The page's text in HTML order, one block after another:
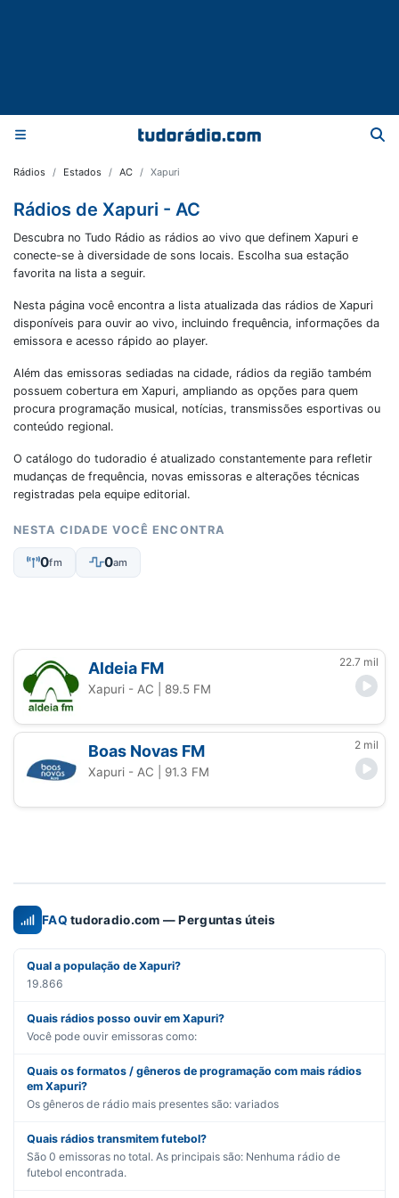
Rádios Estados AC Xapuri
Rádios de Xapuri - AC
Descubra no Tudo Rádio as rádios ao vivo que definem Xapuri e
conecte-se à diversidade de sons locais. Escolha sua estação
favorita na lista a seguir.
Nesta página você encontra a lista atualizada das rádios de Xapuri
disponíveis para ouvir ao vivo, incluindo frequência, informações da
emissora e acesso rápido ao player.
Além das emissoras sediadas na cidade, rádios da região também
possuem cobertura em Xapuri, ampliando as opções para quem
procura programação musical, notícias, transmissões esportivas ou
conteúdo regional.
O catálogo do tudoradio é atualizado constantemente para refletir
mudanças de frequência, novas emissoras e alterações técnicas
registradas pela equipe editorial.
NESTA CIDADE VOCÊ ENCONTRA
0fm 0am
Aldeia FM 22.7 mil
Xapuri - AC | 89.5 FM
Boas Novas FM 2 mil
Xapuri - AC | 91.3 FM
FAQ tudoradio.com — Perguntas úteis
Qual a população de Xapuri?
19.866
Quais rádios posso ouvir em Xapuri?
Você pode ouvir emissoras como:
Quais os formatos / gêneros de programação com mais rádios
em Xapuri?
Os gêneros de rádio mais presentes são: variados
Quais rádios transmitem futebol?
São 0 emissoras no total. As principais são: Nenhuma rádio de
futebol encontrada.